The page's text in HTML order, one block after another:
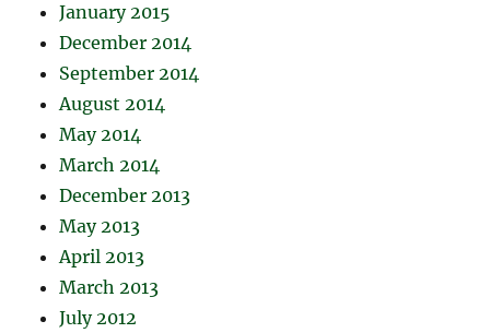
January 2015
December 2014
September 2014
August 2014
May 2014
March 2014
December 2013
May 2013
April 2013
March 2013
July 2012